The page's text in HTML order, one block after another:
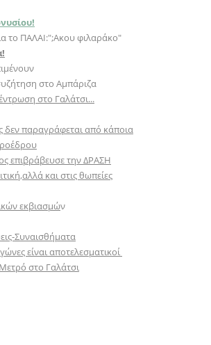
το ΠΑΛΑΙ:";Aκου φιλαράκο"
στο Αμπάριζα
στο Γαλάτσι...
δεν παραγράφεται από κάποια
επιβράβευσε την ΔΡΑΣΗ
και στις θωπείες
εκβιασμών
Συναισθήματα
είναι αποτελεσματικοί
στο Γαλάτσι